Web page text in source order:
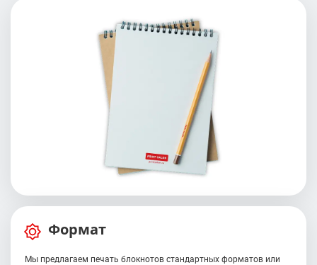
Формат
Мы предлагаем печать блокнотов стандартных форматов или